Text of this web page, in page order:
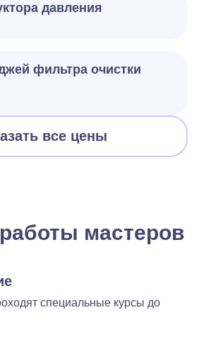
давления
фильтра очистки
все цены
мастеров
специальные курсы до